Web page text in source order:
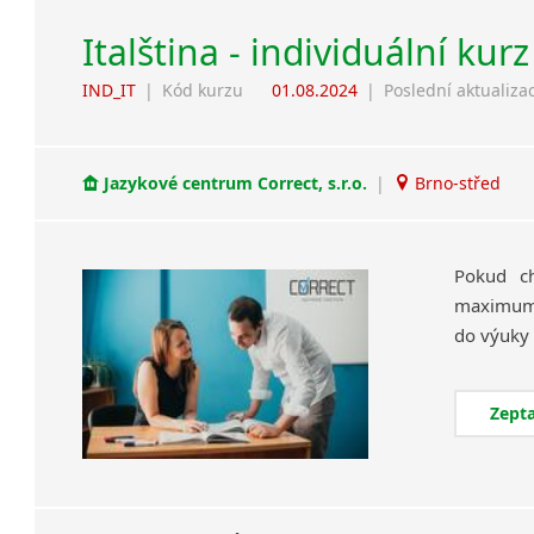
Italština - individuální
IND_IT | Kód kurzu 01.08.2024 | Poslední
Jazykové centrum Correct, s.r.o. | Brno-střed
Pokud